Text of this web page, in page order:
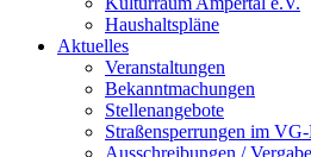
Haushaltspläne
Aktuelles
Veranstaltungen
Bekanntmachungen
Stellenangebote
Straßensperrungen im
Ausschreibungen / Vergabe